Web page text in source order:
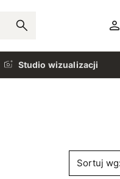
Studio wizualizacji
Sortuj